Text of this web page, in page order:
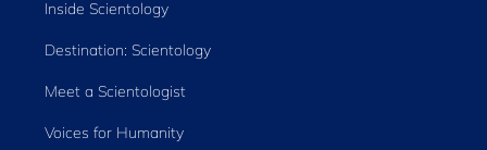
Inside Scientology
Destination: Scientology
Meet a Scientologist
Voices for Humanity